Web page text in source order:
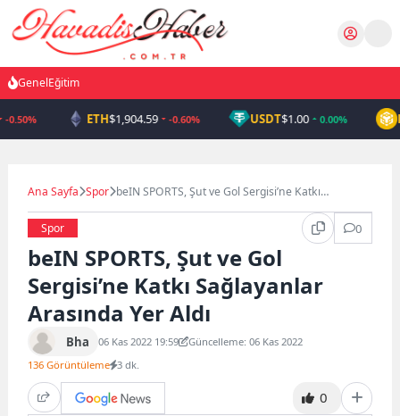
content
GenelEğitim
-0.50% ETH$1,904.59 -0.60% USDT$1.00 0.00%
Ana Sayfa Spor beIN SPORTS, Şut ve Gol Sergisi’ne Katkı
Spor
0
beIN SPORTS, Şut ve Gol
Sergisi’ne Katkı Sağlayanlar
Arasında Yer Aldı
Bha 06 Kas 2022 19:59
Güncelleme: 06 Kas 2022
136 Görüntüleme 3 dk.
0